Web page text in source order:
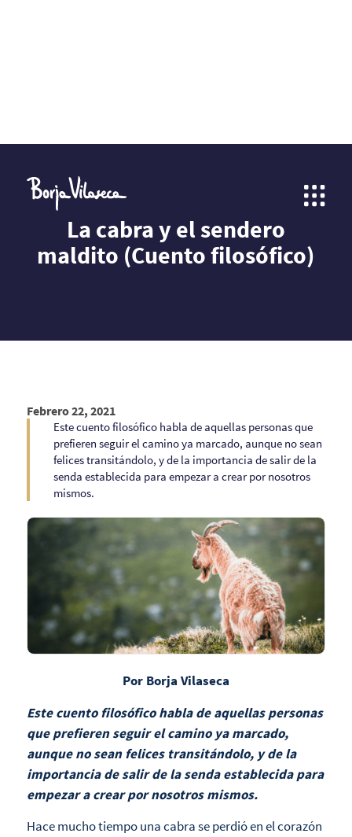
La cabra y el sendero
maldito (Cuento filosófico)
Febrero 22, 2021
Este cuento filosófico habla de aquellas personas que
prefieren seguir el camino ya marcado, aunque no sean
felices transitándolo, y de la importancia de salir de la
senda establecida para empezar a crear por nosotros
mismos.
Por Borja Vilaseca
Este cuento filosófico habla de aquellas personas
que prefieren seguir el camino ya marcado,
aunque no sean felices transitándolo, y de la
importancia de salir de la senda establecida para
empezar a crear por nosotros mismos.
Hace mucho tiempo una cabra se perdió en el corazón